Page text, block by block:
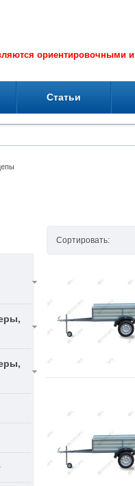
ориентировочными и
Статьи
Сортировать: